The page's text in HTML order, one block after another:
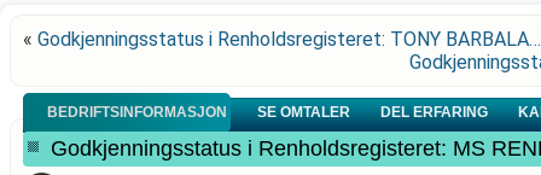
« Godkjenningsstatus i Renholdsregisteret: TONY BARBALA…
BEDRIFTSINFORMASJON SE OMTALER DEL ERFARING
Godkjenningsstatus i Renholdsregisteret: MS